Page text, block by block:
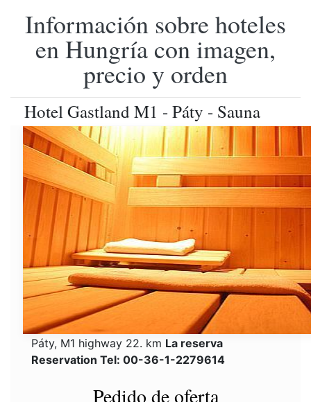
Información sobre hoteles
en Hungría con imagen,
precio y orden
Hotel Gastland M1 - Páty - Sauna
Páty, M1 highway 22. km La reserva
Reservation Tel: 00-36-1-2279614
Pedido de oferta